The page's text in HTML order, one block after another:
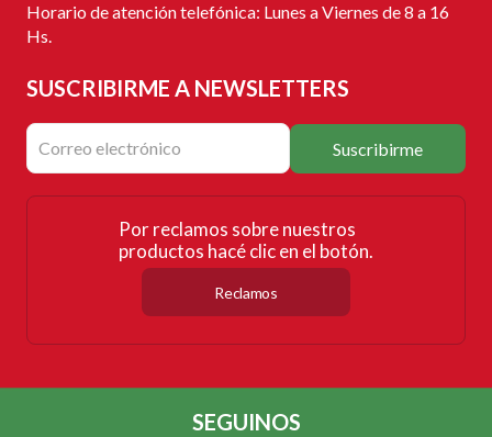
Horario de atención telefónica: Lunes a Viernes de 8 a 16
Hs.
SUSCRIBIRME A NEWSLETTERS
Suscribirme
Por reclamos sobre nuestros
productos hacé clic en el botón.
Reclamos
SEGUINOS